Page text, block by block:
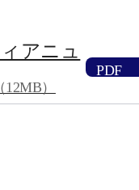
アニュ
（12MB）